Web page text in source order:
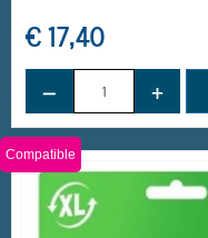
€ 17,40
− +
Compatible